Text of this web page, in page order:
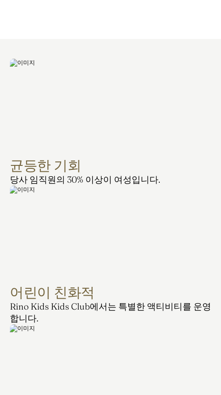
균등한 기회
당사 임직원의 30% 이상이 여성입니다.
어린이 친화적
Rino Kids Kids Club에서는 특별한 액티비티를 운영
합니다.